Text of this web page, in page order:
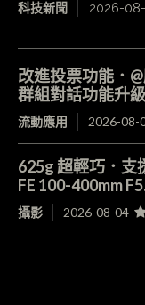
科技新聞 2026-
改進投票功能．
群組對話功能升級
流動應用 2026-08-
625g 超輕巧．
FE 100-400mm
攝影 2026-08-04